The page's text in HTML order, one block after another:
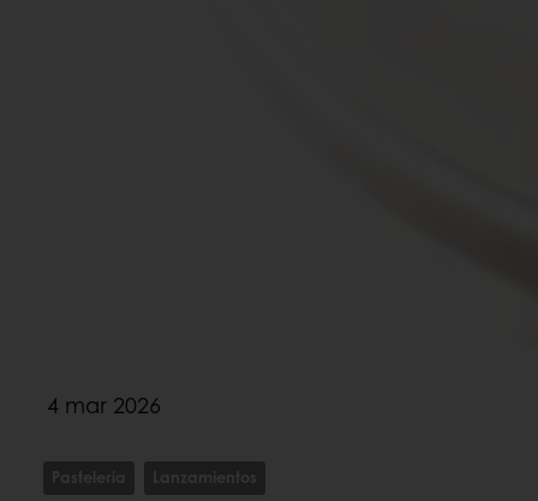
4 mar 2026
Pastelería Lanzamientos